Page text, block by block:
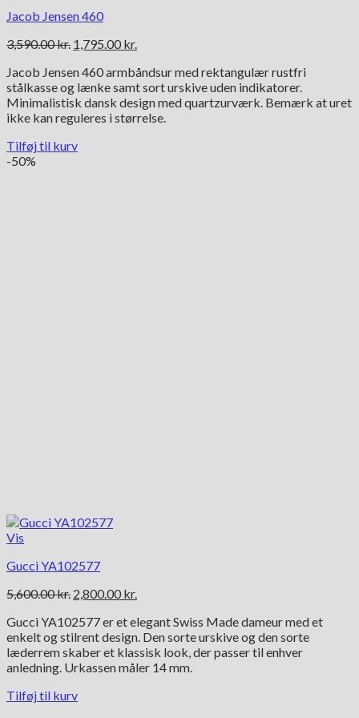
Jacob Jensen 460
3,590.00kr. Den
pris
var:
3,590.00 kr..
1,795.00 kr.
pris
er:
1,795.00 kr..
Jacob Jensen 460 armbåndsur med rektangulær rustfri
stålkasse og lænke samt sort urskive uden indikatorer.
Minimalistisk dansk design med quartzurværk. Bemærk at uret
ikke kan reguleres i størrelse.
Tilføj til kurv
-50%
Vis
Gucci YA102577
5,600.00kr. Den
pris
var:
5,600.00 kr..
2,800.00 kr.
pris
er:
2,800.00 kr..
Gucci YA102577 er et elegant Swiss Made dameur med et
enkelt og stilrent design. Den sorte urskive og den sorte
læderrem skaber et klassisk look, der passer til enhver
anledning. Urkassen måler 14 mm.
Tilføj til kurv